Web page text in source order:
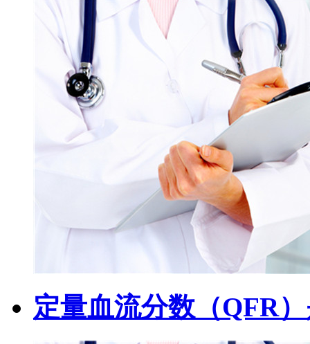
定量血流分数（QFR